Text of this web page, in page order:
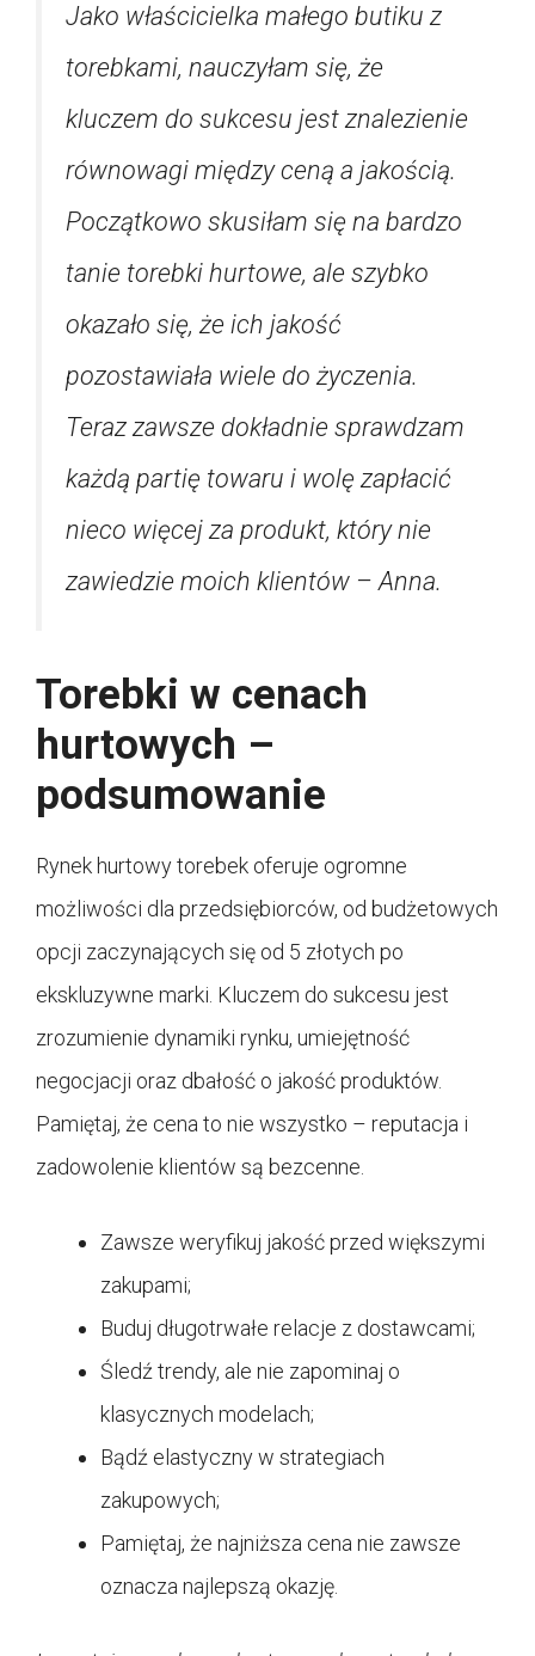
Jako właścicielka małego butiku z
torebkami, nauczyłam się, że
kluczem do sukcesu jest znalezienie
równowagi między ceną a jakością.
Początkowo skusiłam się na bardzo
tanie torebki hurtowe, ale szybko
okazało się, że ich jakość
pozostawiała wiele do życzenia.
Teraz zawsze dokładnie sprawdzam
każdą partię towaru i wolę zapłacić
nieco więcej za produkt, który nie
zawiedzie moich klientów – Anna.
Torebki w cenach
hurtowych –
podsumowanie
Rynek hurtowy torebek oferuje ogromne
możliwości dla przedsiębiorców, od budżetowych
opcji zaczynających się od 5 złotych po
ekskluzywne marki. Kluczem do sukcesu jest
zrozumienie dynamiki rynku, umiejętność
negocjacji oraz dbałość o jakość produktów.
Pamiętaj, że cena to nie wszystko – reputacja i
zadowolenie klientów są bezcenne.
Zawsze weryfikuj jakość przed większymi
zakupami;
Buduj długotrwałe relacje z dostawcami;
Śledź trendy, ale nie zapominaj o
klasycznych modelach;
Bądź elastyczny w strategiach
zakupowych;
Pamiętaj, że najniższa cena nie zawsze
oznacza najlepszą okazję.